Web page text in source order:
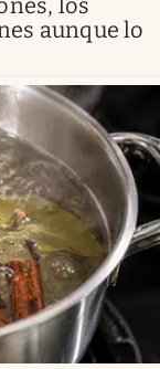
aunque lo